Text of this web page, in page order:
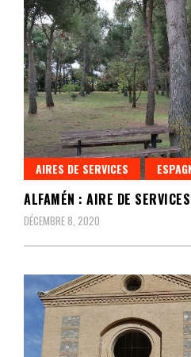
AIRES DE SERVICES
ALFAMÉN : AIRE DE
DÉCEMBRE 8, 2020